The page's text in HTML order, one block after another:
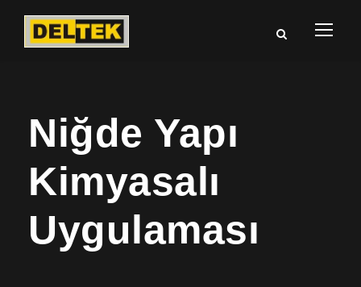
Niğde Yapı
Kimyasalı
Uygulaması